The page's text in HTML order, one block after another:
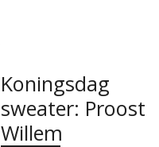
Koningsdag
sweater: Proost
Willem